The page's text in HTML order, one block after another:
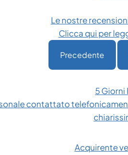
Le nostre
Clicca qui per
Precedente
5 Giorni
contattato
Acquirente